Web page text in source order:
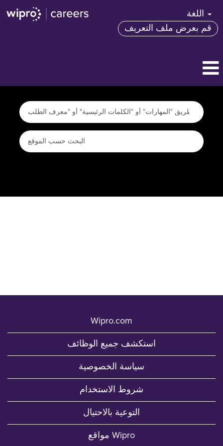
قم بعرض ملف التعريف
Wipro.com
استكشف جميع الوظائف
سياسة الخصوصية
شروط الاستخدام
التوعية بالاحتيال
مواقع Wipro